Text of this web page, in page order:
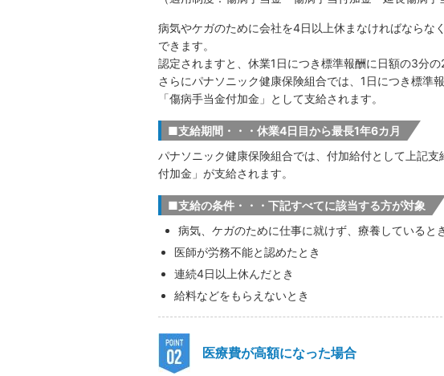
病気やケガのために会社を4日以上休まなければならな
できます。
認定されますと、休業1日につき標準報酬に日額の3分
さらにパナソニック健康保険組合では、1日につき標準
「傷病手当金付加金」として支給されます。
■支給期間・・・休業4日目から最長1年6カ月
パナソニック健康保険組合では、付加給付として上記
付加金」が支給されます。
■支給の条件・・・下記すべてに該当する方が対象
病気、ケガのために仕事に就けず、療養していると
医師が労務不能と認めたとき
連続4日以上休んだとき
給料などをもらえないとき
医療費が高額になった場合